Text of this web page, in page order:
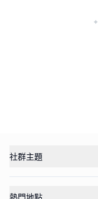
社群主題
熱門地點